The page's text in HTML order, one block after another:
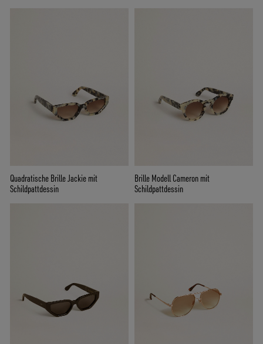
Quadratische Brille Jackie mit
Schildpattdessin
Brille Modell Cameron mit
Schildpattdessin